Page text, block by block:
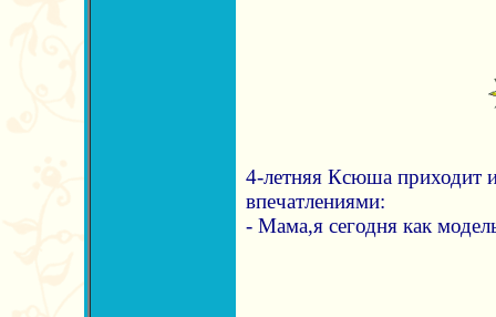
4-летняя Ксюша приходит
впечатлениями:
- Мама,я сегодня как